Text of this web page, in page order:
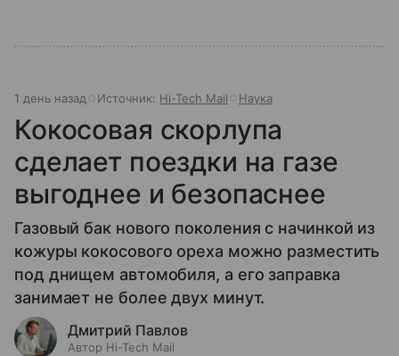
1 день назад Источник: Hi-Tech Mail Наука
Кокосовая скорлупа
сделает поездки на газе
выгоднее и безопаснее
Газовый бак нового поколения с начинкой из
кожуры кокосового ореха можно разместить
под днищем автомобиля, а его заправка
занимает не более двух минут.
Дмитрий Павлов
Автор Hi-Tech Mail